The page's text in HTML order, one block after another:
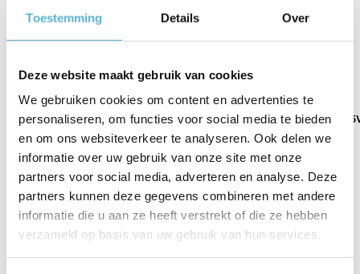
Toestemming Details Over
Deze website maakt gebruik van cookies
We gebruiken cookies om content en advertenties te
personaliseren, om functies voor social media te bieden
en om ons websiteverkeer te analyseren. Ook delen we
informatie over uw gebruik van onze site met onze
partners voor social media, adverteren en analyse. Deze
partners kunnen deze gegevens combineren met andere
informatie die u aan ze heeft verstrekt of die ze hebben
verzameld op basis van uw gebruik van hun services.
Gerelateerde artikelen:
Lamp LED G125 4W
€16,25
Lamp LED G125 4W
100LM...
€16,25
Lamp LED G125
200 L...
€24,00